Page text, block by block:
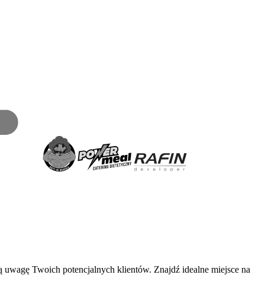
Twoich potencjalnych klientów. Znajdź idealne miejsce na